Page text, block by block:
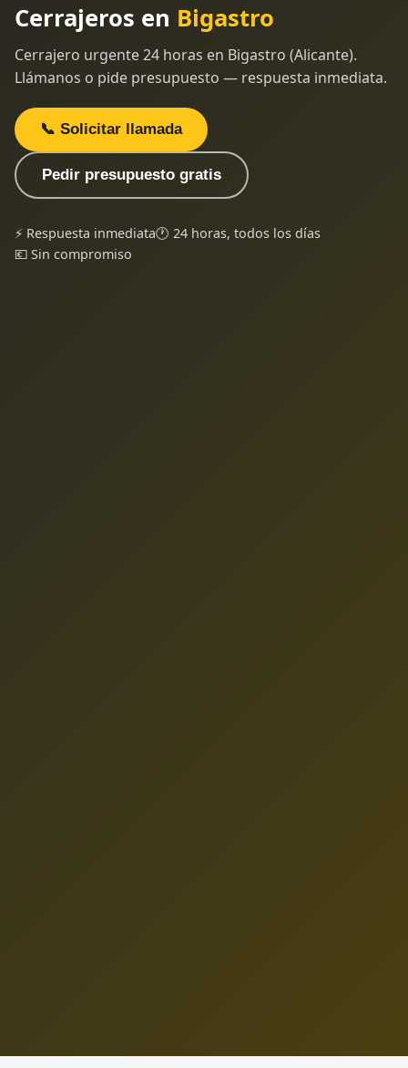
Cerrajeros en Bigastro
Cerrajero urgente 24 horas en Bigastro (Alicante).
Llámanos o pide presupuesto — respuesta inmediata.
📞 Solicitar llamada
Pedir presupuesto gratis
⚡ Respuesta inmediata🕐 24 horas, todos los días
💶 Sin compromiso